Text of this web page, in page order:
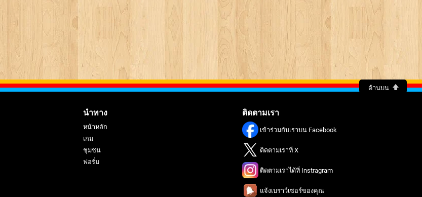
ด้านบน
นำทาง
หน้าหลัก
เกม
ชุมชน
ฟอรั่ม
ติดตามเรา
เข้าร่วมกับเราบน Facebook
ติดตามเราที่ X
ติดตามเราได้ที่ Instragram
แจ้งเบราว์เซอร์ของคุณ